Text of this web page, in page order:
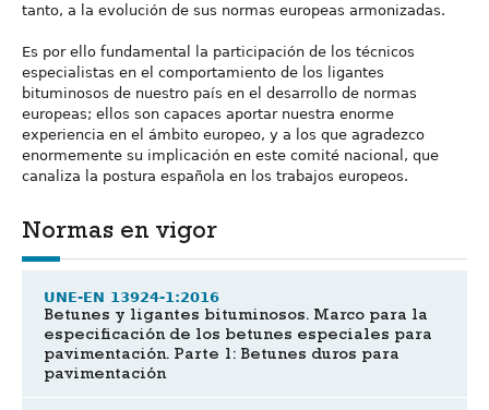
tanto, a la evolución de sus normas europeas armonizadas.
Es por ello fundamental la participación de los técnicos
especialistas en el comportamiento de los ligantes
bituminosos de nuestro país en el desarrollo de normas
europeas; ellos son capaces aportar nuestra enorme
experiencia en el ámbito europeo, y a los que agradezco
enormemente su implicación en este comité nacional, que
canaliza la postura española en los trabajos europeos.
Normas en vigor
UNE-EN 13924-1:2016
Betunes y ligantes bituminosos. Marco para la
especificación de los betunes especiales para
pavimentación. Parte 1: Betunes duros para
pavimentación